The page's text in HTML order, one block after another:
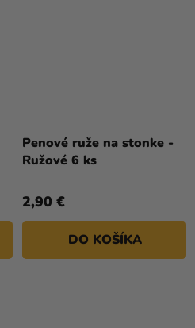
Penové ruže na stonke -
Ružové 6 ks
2,90 €
DO KOŠÍKA